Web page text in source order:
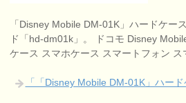
「Disney Mobile DM-01K」ハードケー
ド「hd-dm01k」。 ドコモ Disney
ケース スマホケース スマートフォン ス
「「Disney Mobile DM-01K」ハー